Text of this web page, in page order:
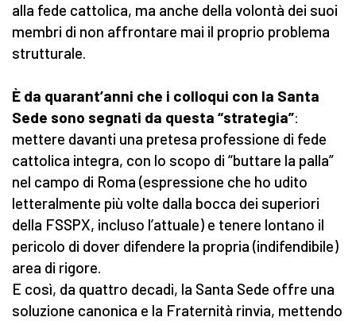
alla fede cattolica, ma anche della volontà dei suoi
membri di non affrontare mai il proprio problema
strutturale.
È da quarant’anni che i colloqui con la Santa
Sede sono segnati da questa “strategia”:
mettere davanti una pretesa professione di fede
cattolica integra, con lo scopo di “buttare la palla”
nel campo di Roma (espressione che ho udito
letteralmente più volte dalla bocca dei superiori
della FSSPX, incluso l’attuale) e tenere lontano il
pericolo di dover difendere la propria (indifendibile)
area di rigore.
E così, da quattro decadi, la Santa Sede offre una
soluzione canonica e la Fraternità rinvia, mettendo